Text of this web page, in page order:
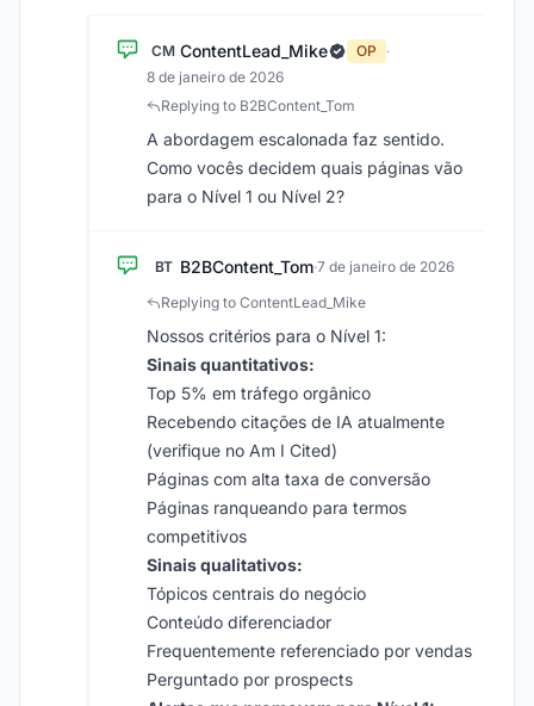
CM ContentLead_Mike OP
·
8 de janeiro de 2026
Replying to B2BContent_Tom
A abordagem escalonada faz sentido.
Como vocês decidem quais páginas vão
para o Nível 1 ou Nível 2?
BT B2BContent_Tom·7 de janeiro de 2026
Replying to ContentLead_Mike
Nossos critérios para o Nível 1:
Sinais quantitativos:
Top 5% em tráfego orgânico
Recebendo citações de IA atualmente
(verifique no Am I Cited)
Páginas com alta taxa de conversão
Páginas ranqueando para termos
competitivos
Sinais qualitativos:
Tópicos centrais do negócio
Conteúdo diferenciador
Frequentemente referenciado por vendas
Perguntado por prospects